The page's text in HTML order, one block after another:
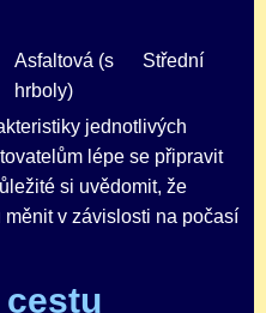
Asfaltová (s
hrboly)
Střední
jednotlivých
lépe se připravit
si uvědomit, že
v závislosti na počasí
cestu